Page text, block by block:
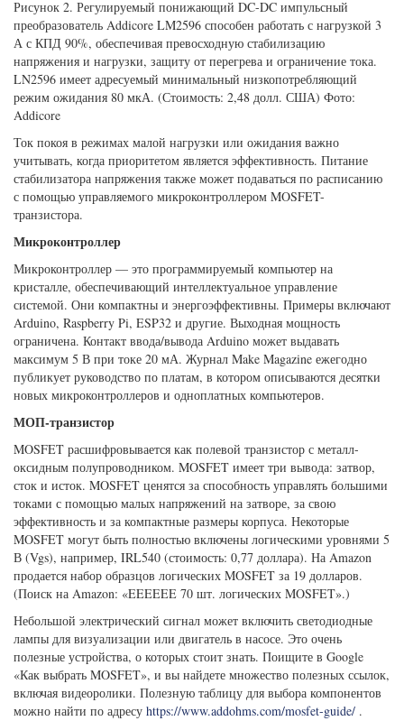
Рисунок 2. Регулируемый понижающий DC-DC импульсный
преобразователь Addicore LM2596 способен работать с нагрузкой 3
А с КПД 90%, обеспечивая превосходную стабилизацию
напряжения и нагрузки, защиту от перегрева и ограничение тока.
LN2596 имеет адресуемый минимальный низкопотребляющий
режим ожидания 80 мкА. (Стоимость: 2,48 долл. США) Фото:
Addicore
Ток покоя в режимах малой нагрузки или ожидания важно
учитывать, когда приоритетом является эффективность. Питание
стабилизатора напряжения также может подаваться по расписанию
с помощью управляемого микроконтроллером MOSFET-
транзистора.
Микроконтроллер
Микроконтроллер — это программируемый компьютер на
кристалле, обеспечивающий интеллектуальное управление
системой. Они компактны и энергоэффективны. Примеры включают
Arduino, Raspberry Pi, ESP32 и другие. Выходная мощность
ограничена. Контакт ввода/вывода Arduino может выдавать
максимум 5 В при токе 20 мА. Журнал Make Magazine ежегодно
публикует руководство по платам, в котором описываются десятки
новых микроконтроллеров и одноплатных компьютеров.
МОП-транзистор
MOSFET расшифровывается как полевой транзистор с металл-
оксидным полупроводником. MOSFET имеет три вывода: затвор,
сток и исток. MOSFET ценятся за способность управлять большими
токами с помощью малых напряжений на затворе, за свою
эффективность и за компактные размеры корпуса. Некоторые
MOSFET могут быть полностью включены логическими уровнями 5
В (Vgs), например, IRL540 (стоимость: 0,77 доллара). На Amazon
продается набор образцов логических MOSFET за 19 долларов.
(Поиск на Amazon: «EEEEEE 70 шт. логических MOSFET».)
Небольшой электрический сигнал может включить светодиодные
лампы для визуализации или двигатель в насосе. Это очень
полезные устройства, о которых стоит знать. Поищите в Google
«Как выбрать MOSFET», и вы найдете множество полезных ссылок,
включая видеоролики. Полезную таблицу для выбора компонентов
можно найти по адресу https://www.addohms.com/mosfet-guide/ .